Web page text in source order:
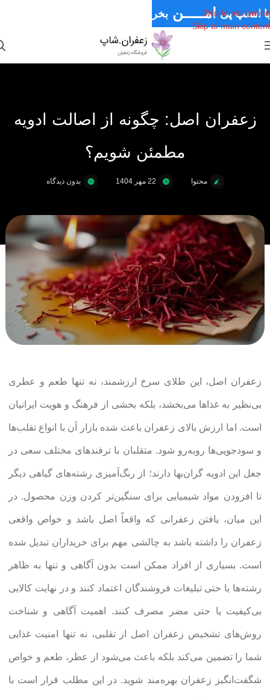
Skip to navigation
Skip to main content
زعفران اصل: چگونه از اصالت ادویه
مطمئن شویم؟
محتوا 22 مهر 1404 بدون دیدگاه
زعفران اصل، این طلای سرخ ارزشمند، نه تنها طعم و عطری
بی‌نظیر به غذاها می‌بخشد، بلکه بخشی از فرهنگ و هویت ایرانیان
است. اما ارزش بالای زعفران باعث شده بازار آن با انواع تقلب‌ها
و سودجویی‌ها روبه‌رو شود. متقلبان با ترفندهای مختلف سعی در
جعل این ادویه گران‌بها دارند؛ از رنگ‌آمیزی رشته‌های گیاهی دیگر
تا افزودن مواد شیمیایی برای سنگین‌تر کردن وزن محصول. در
این میان، یافتن زعفرانی که واقعاً اصل باشد و خواص واقعی
زعفران را داشته باشد به چالشی مهم برای خریداران تبدیل شده
است. بسیاری از افراد ممکن است بدون آگاهی و تنها به ظاهر
رشته‌ها یا حتی تبلیغات فروشندگان اعتماد کنند و در نهایت کالایی
بی‌کیفیت یا حتی مضر مصرف کنند. اهمیت آگاهی و شناخت
روش‌های تشخیص زعفران اصل از تقلبی، نه تنها امنیت غذایی
شما را تضمین می‌کند بلکه باعث می‌شود از عطر، طعم و خواص
شگفت‌انگیز زعفران بهره‌مند شوید. در این مطلب قرار است با
با اسنپ پی امـــــن
قـسـطی
بخر